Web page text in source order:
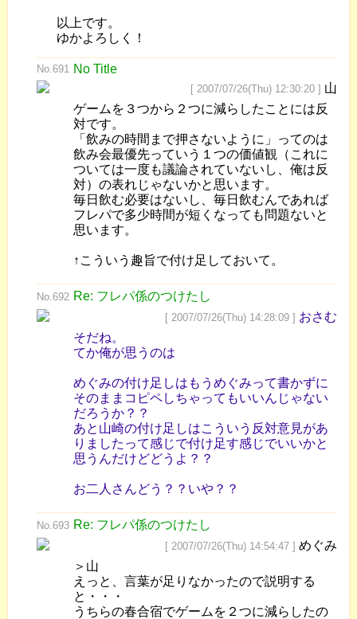
以上です。
ゆかよろしく！
No.691 No Title
[ 2007/07/26(Thu) 12:30:20 ] 山
ゲームを３つから２つに減らしたことには反
対です。
「飲みの時間まで押さないように」ってのは
飲み会最優先っていう１つの価値観（これに
ついては一度も議論されていないし、俺は反
対）の表れじゃないかと思います。
毎日飲む必要はないし、毎日飲むんであれば
フレパで多少時間が短くなっても問題ないと
思います。
↑こういう趣旨で付け足しておいて。
No.692 Re: フレパ係のつけたし
[ 2007/07/26(Thu) 14:28:09 ] おさむ
そだね。
てか俺が思うのは
めぐみの付け足しはもうめぐみって書かずに
そのままコピペしちゃってもいいんじゃない
だろうか？？
あと山崎の付け足しはこういう反対意見があ
りましたって感じで付け足す感じでいいかと
思うんだけどどうよ？？
お二人さんどう？？いや？？
No.693 Re: フレパ係のつけたし
[ 2007/07/26(Thu) 14:54:47 ] めぐみ
＞山
えっと、言葉が足りなかったので説明する
と・・・
うちらの春合宿でゲームを２つに減らしたの